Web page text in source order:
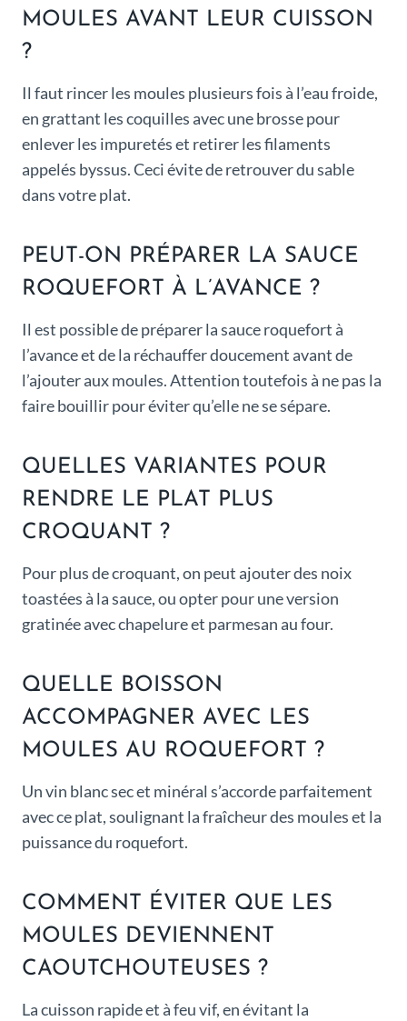
MOULES AVANT LEUR CUISSON
?
Il faut rincer les moules plusieurs fois à l’eau froide,
en grattant les coquilles avec une brosse pour
enlever les impuretés et retirer les filaments
appelés byssus. Ceci évite de retrouver du sable
dans votre plat.
PEUT-ON PRÉPARER LA SAUCE
ROQUEFORT À L’AVANCE ?
Il est possible de préparer la sauce roquefort à
l’avance et de la réchauffer doucement avant de
l’ajouter aux moules. Attention toutefois à ne pas la
faire bouillir pour éviter qu’elle ne se sépare.
QUELLES VARIANTES POUR
RENDRE LE PLAT PLUS
CROQUANT ?
Pour plus de croquant, on peut ajouter des noix
toastées à la sauce, ou opter pour une version
gratinée avec chapelure et parmesan au four.
QUELLE BOISSON
ACCOMPAGNER AVEC LES
MOULES AU ROQUEFORT ?
Un vin blanc sec et minéral s’accorde parfaitement
avec ce plat, soulignant la fraîcheur des moules et la
puissance du roquefort.
COMMENT ÉVITER QUE LES
MOULES DEVIENNENT
CAOUTCHOUTEUSES ?
La cuisson rapide et à feu vif, en évitant la